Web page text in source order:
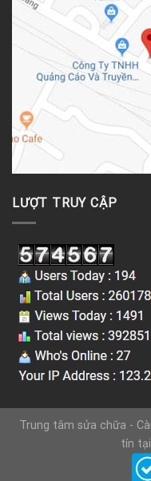
LƯỢT TRUY CẬP
Trung tâm sửa chữa -
tín